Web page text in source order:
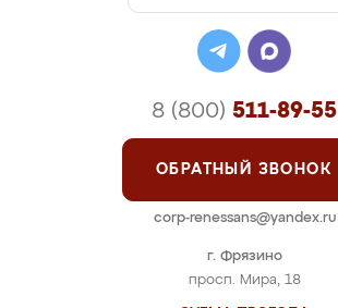
г. Фрязино
просп. Мира, 18
8 (800) 511-89-55
ОБРАТНЫЙ ЗВОНОК
corp-renessans@yandex.ru